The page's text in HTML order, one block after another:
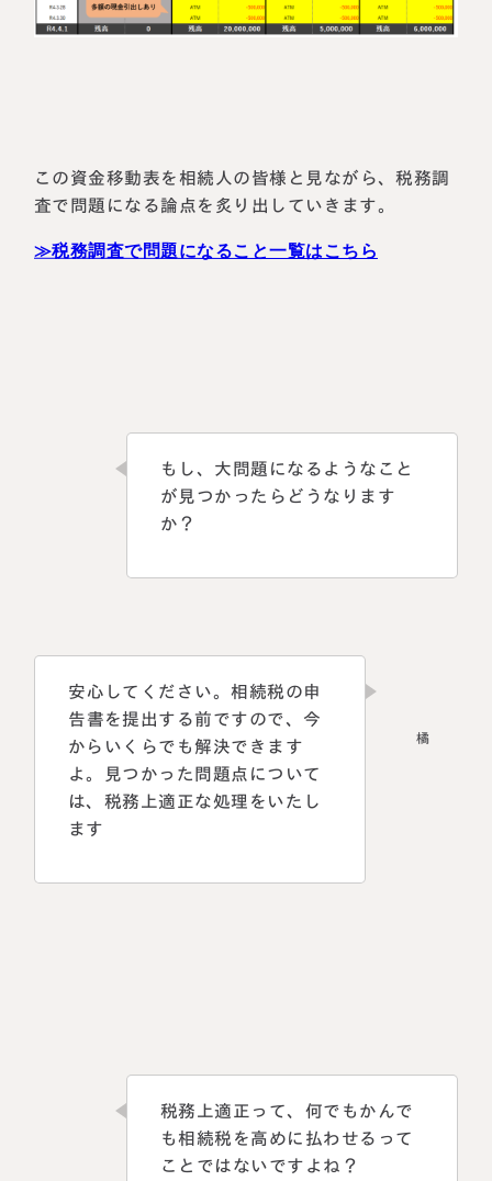
この資金移動表を相続人の皆様と見ながら、税務調
査で問題になる論点を炙り出していきます。
≫税務調査で問題になること一覧はこちら
もし、大問題になるようなこと
が見つかったらどうなります
か？
安心してください。相続税の申
告書を提出する前ですので、今
からいくらでも解決できます
よ。見つかった問題点について
は、税務上適正な処理をいたし
ます
税務上適正って、何でもかんで
も相続税を高めに払わせるって
ことではないですよね？